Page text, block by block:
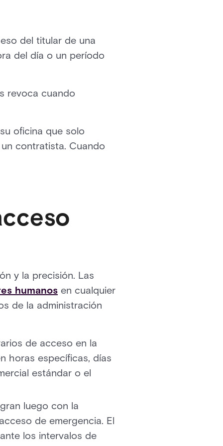
del titular de una
del día o un período
revoca cuando
oficina que solo
contratista. Cuando
y la precisión. Las
humanos en cualquier
de la administración
de acceso en la
horas específicas, días
estándar o el
luego con la
de emergencia. El
los intervalos de